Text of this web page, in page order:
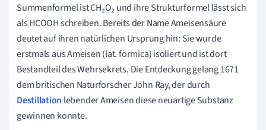
Summenformel ist CH₂O₂ und ihre Strukturformel lässt sich
als HCOOH schreiben. Bereits der Name Ameisensäure
deutet auf ihren natürlichen Ursprung hin: Sie wurde
erstmals aus Ameisen (lat. formica) isoliert und ist dort
Bestandteil des Wehrsekrets. Die Entdeckung gelang 1671
dem britischen Naturforscher John Ray, der durch
Destillation lebender Ameisen diese neuartige Substanz
gewinnen konnte.